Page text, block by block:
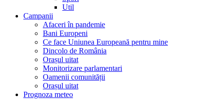
Util
Campanii
Afaceri în pandemie
Bani Europeni
Ce face Uniunea Europeană pentru mine
Dincolo de România
Orașul uitat
Monitorizare parlamentari
Oamenii comunității
Orașul uitat
Prognoza meteo